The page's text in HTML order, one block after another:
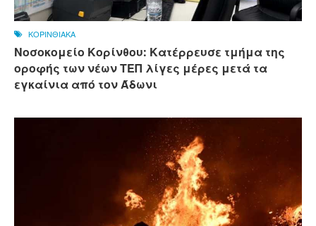
ΚΟΡΙΝΘΙΑΚΑ
Νοσοκομείο Κορίνθου: Κατέρρευσε τμήμα της
οροφής των νέων ΤΕΠ λίγες μέρες μετά τα
εγκαίνια από τον Άδωνι